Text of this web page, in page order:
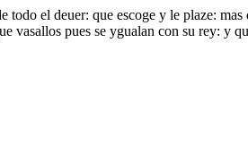
todo el deuer: que escoge y le plaze:
vasallos pues se ygualan con su rey: y